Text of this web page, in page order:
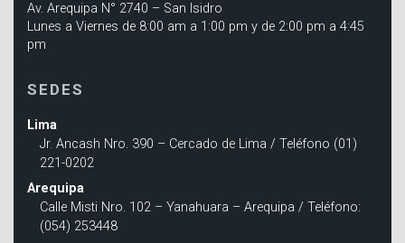
Av. Arequipa N° 2740 – San Isidro
Lunes a Viernes de 8:00 am a 1:00 pm y de 2:00 pm a 4:45
pm
SEDES
Lima
Jr. Ancash Nro. 390 – Cercado de Lima / Teléfono (01)
221-0202
Arequipa
Calle Misti Nro. 102 – Yanahuara – Arequipa / Teléfono:
(054) 253448